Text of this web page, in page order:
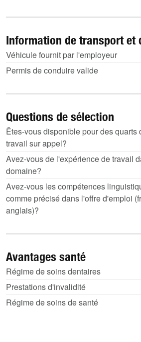
Information de transport et
Véhicule fournit par l'employeur
Permis de conduire valide
Questions de sélection
Êtes-vous disponible pour des quarts
travail sur appel?
Avez-vous de l'expérience de travail
domaine?
Avez-vous les compétences
comme précisé dans l'offre d'emploi
anglais)?
Avantages santé
Régime de soins dentaires
Prestations d'invalidité
Régime de soins de santé